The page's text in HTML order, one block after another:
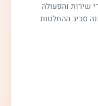
שירות והפעולה
סביב ההחלטות